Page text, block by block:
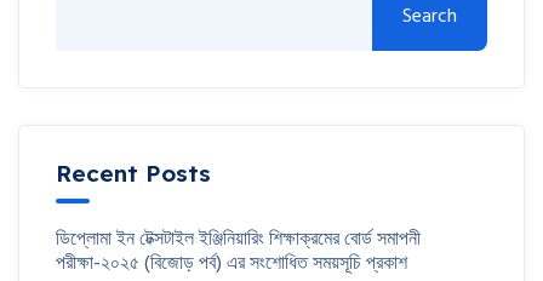
Search
Recent Posts
ডিপ্লোমা ইন টেক্সটাইল ইঞ্জিনিয়ারিং শিক্ষাক্রমের বোর্ড সমাপনী
পরীক্ষা-২০২৫ (বিজোড় পর্ব) এর সংশোধিত সময়সূচি প্রকাশ